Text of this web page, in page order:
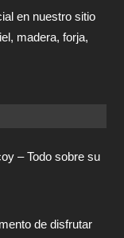
en nuestro sitio
madera, forja,
– Todo sobre su
de disfrutar